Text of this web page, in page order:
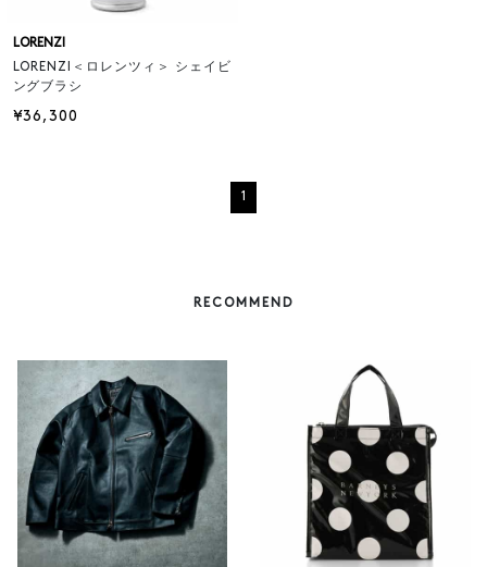
LORENZI
LORENZI＜ロレンツィ＞ シェイビ
ングブラシ
¥36,300
1
RECOMMEND